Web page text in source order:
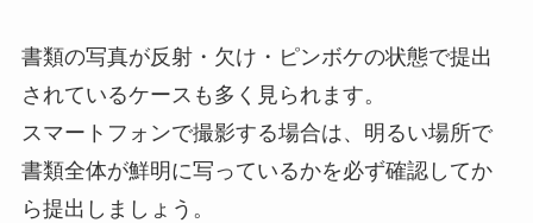
書類の写真が反射・欠け・ピンボケの状態で提出
されているケースも多く見られます。
スマートフォンで撮影する場合は、明るい場所で
書類全体が鮮明に写っているかを必ず確認してか
ら提出しましょう。